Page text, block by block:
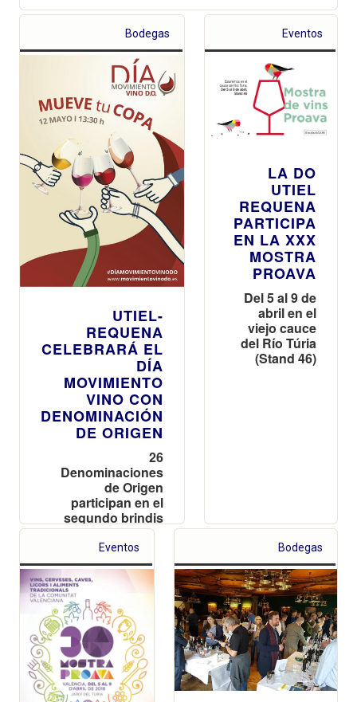
Bodegas
UTIEL-
REQUENA
CELEBRARÁ EL
DÍA
MOVIMIENTO
VINO CON
DENOMINACIÓN
DE ORIGEN
26
Denominaciones
de Origen
participan en el
segundo brindis
colectivo y
simultáneo con
vino de calidad
diferenciada que
tendrá lugar en
nuestro país el 12
de mayo a las
13.30 h
Eventos
LA DO
UTIEL
REQUENA
PARTICIPA
EN LA XXX
MOSTRA
PROAVA
Del 5 al 9 de
abril en el
viejo cauce
del Río Túria
(Stand 46)
Eventos Bodegas